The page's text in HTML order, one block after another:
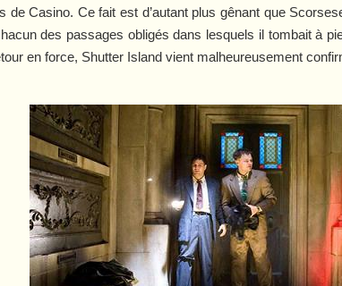
deCasino. Ce fait est d’autant plus gênant que
des passages obligés dans lesquels il tombait à
en force, Shutter Islandvient malheureusement